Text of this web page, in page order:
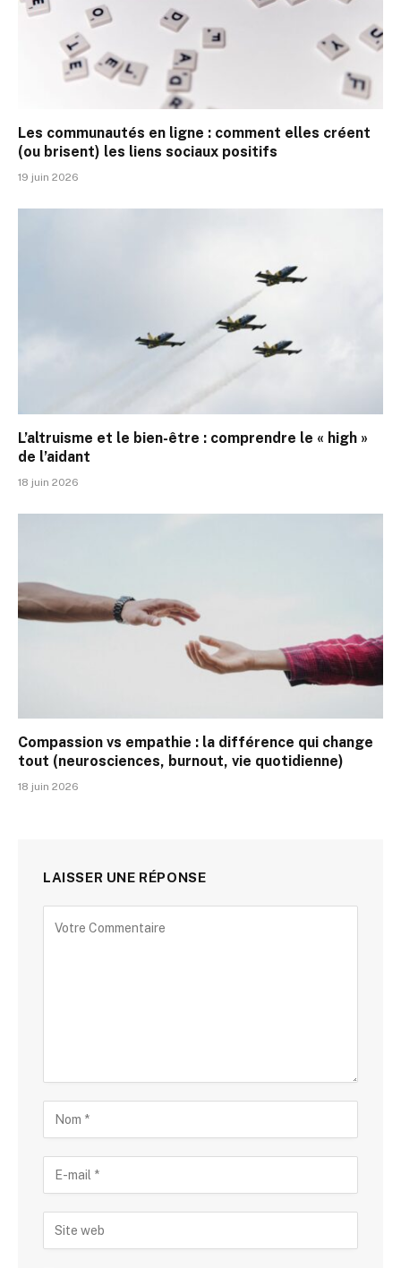
Les communautés en ligne : comment elles créent
(ou brisent) les liens sociaux positifs
19 juin 2026
L’altruisme et le bien-être : comprendre le « high »
de l’aidant
18 juin 2026
Compassion vs empathie : la différence qui change
tout (neurosciences, burnout, vie quotidienne)
18 juin 2026
LAISSER UNE RÉPONSE